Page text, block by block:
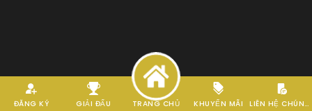
ĐĂNG KÝ GIẢI ĐẤU TRANG CHỦ KHUYẾN MÃI LIÊN HỆ CHÚNG TÔI